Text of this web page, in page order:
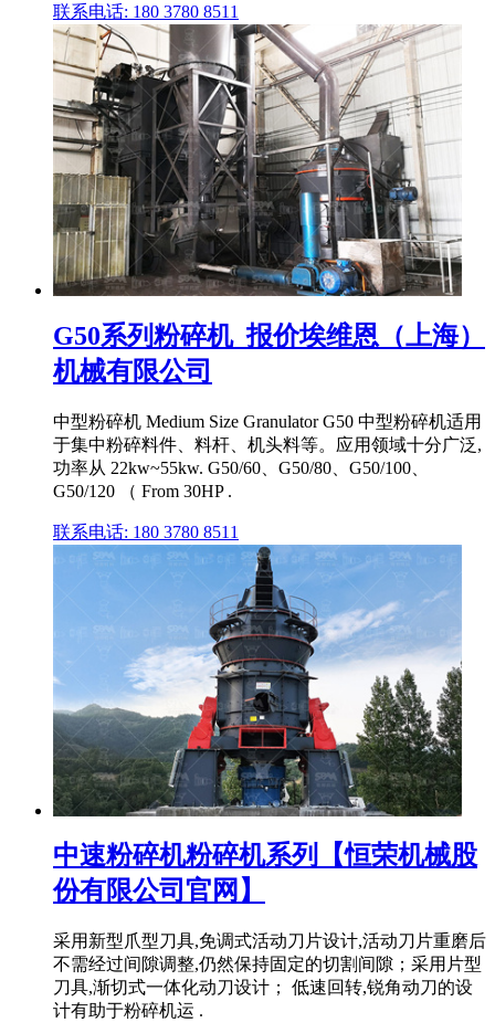
联系电话: 180 3780 8511
G50系列粉碎机_报价埃维恩（上海）
机械有限公司
中型粉碎机 Medium Size Granulator G50 中型粉碎机适用
于集中粉碎料件、料杆、机头料等。应用领域十分广泛,
功率从 22kw~55kw. G50/60、G50/80、G50/100、
G50/120 （ From 30HP .
联系电话: 180 3780 8511
中速粉碎机粉碎机系列【恒荣机械股
份有限公司官网】
采用新型爪型刀具,免调式活动刀片设计,活动刀片重磨后
不需经过间隙调整,仍然保持固定的切割间隙；采用片型
刀具,渐切式一体化动刀设计； 低速回转,锐角动刀的设
计有助于粉碎机运 .